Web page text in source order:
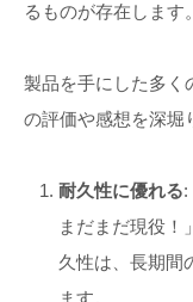
るものが存在します。
製品を手にした多く
の評価や感想を深堀
耐久性に優れる:
まだまだ現役！
久性は、長期間